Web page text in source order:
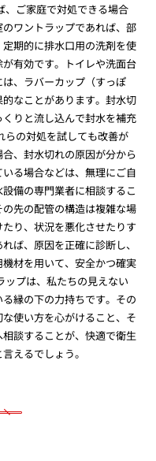
、ご家庭で対処できる場合
ワントラップであれば、部
期的に排水口用の洗剤を使
有効です。トイレや洗面台
、ラバーカップ（すっぽ
なことがあります。封水切
りと流し込んで封水を補充
らの対処を試しても改善が
、封水切れの原因が分から
る場合などは、無理にご自
備の専門業者に相談するこ
先の配管の構造は複雑な場
り、状況を悪化させたりす
ば、原因を正確に診断し、
材を用いて、安全かつ確実
ップは、私たちの見えない
縁の下の力持ちです。その
使い方を心がけること、そ
談することが、快適で衛生
えるでしょう。